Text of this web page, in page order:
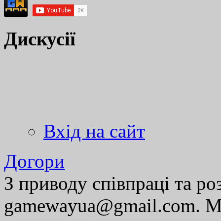
Дискусії
Вхід на сайт
Догори
З приводу співпраці та
gamewayua@gmail.com.